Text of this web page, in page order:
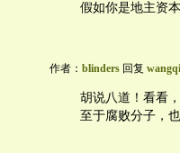
假如你是地主资
作者： blinders 回复
胡说八道！看看
至于腐败分子，